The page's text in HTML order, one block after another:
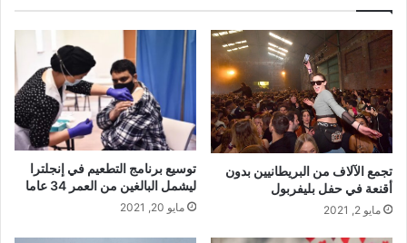
تجمع الآلاف من البريطانيين بدون
أقنعة في حفل بليفربول
مايو 2, 2021
توسيع برنامج التطعيم في إنجلترا
ليشمل البالغين من العمر 34 عاما
مايو 20, 2021